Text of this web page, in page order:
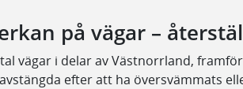
på vägar –
vägar i delar av Västnorrland,
efter att ha översvämmats